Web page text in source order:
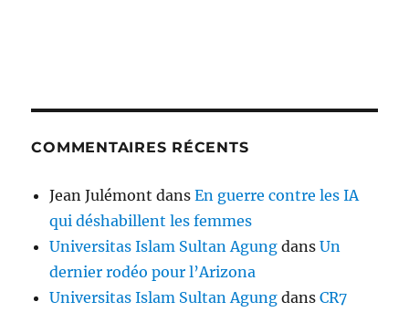
COMMENTAIRES RÉCENTS
Jean Julémont dansEn guerre contre les IA
qui déshabillent les femmes
Universitas Islam Sultan Agung dansUn
dernier rodéo pour l’Arizona
Universitas Islam Sultan Agung dansCR7